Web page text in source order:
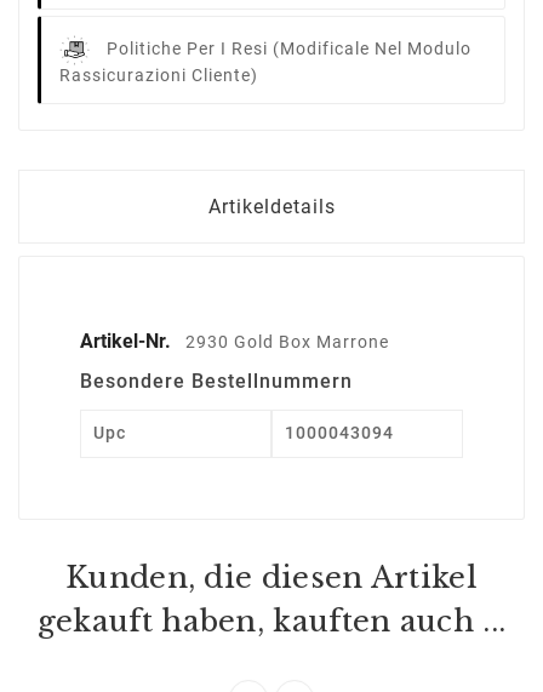
Politiche Per I Resi (modificale Nel Modulo
Rassicurazioni Cliente)
Artikeldetails
Artikel-Nr. 2930 Gold Box Marrone
Besondere Bestellnummern
Upc 1000043094
Kunden, die diesen Artikel
gekauft haben, kauften auch ...